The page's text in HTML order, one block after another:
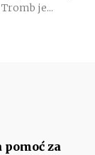
je...
za